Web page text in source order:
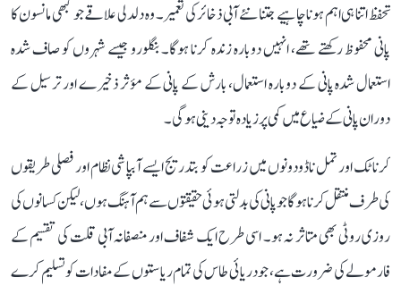
تحفظ اتنا ہی اہم ہونا چاہیے جتنا نئے آبی ذخائر کی تعمیر۔ وہ دلدلی علاقے جو کبھی مانسون کا
پانی محفوظ رکھتے تھے، انہیں دوبارہ زندہ کرنا ہوگا۔ بنگلورو جیسے شہروں کو صاف شدہ
استعمال شدہ پانی کے دوبارہ استعمال، بارش کے پانی کے مؤثر ذخیرے اور ترسیل کے
دوران پانی کے ضیاع میں کمی پر زیادہ توجہ دینی ہوگی۔
کرناٹک اور تمل ناڈو دونوں میں زراعت کو بتدریج ایسے آبپاشی نظام اور فصلی طریقوں
کی طرف منتقل کرنا ہوگا جو پانی کی بدلتی ہوئی حقیقتوں سے ہم آہنگ ہوں، لیکن کسانوں کی
روزی روٹی بھی متاثر نہ ہو۔ اسی طرح ایک شفاف اور منصفانہ آبی قلت کی تقسیم کے
فارمولے کی ضرورت ہے، جو دریائی طاس کی تمام ریاستوں کے مفادات کو تسلیم کرے